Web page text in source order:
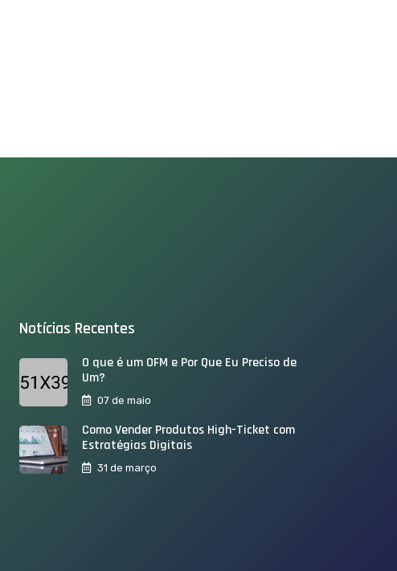
Notícias Recentes
O que é um OFM e Por Que Eu Preciso de
Um?
07 de maio
Como Vender Produtos High-Ticket com
Estratégias Digitais
31 de março